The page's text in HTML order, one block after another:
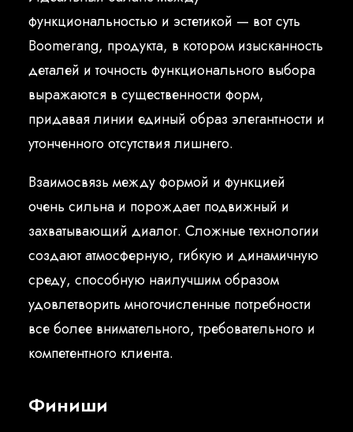
функциональностью и эстетикой — вот суть
Boomerang, продукта, в котором изысканность
деталей и точность функционального выбора
выражаются в существенности форм,
придавая линии единый образ элегантности и
утонченного отсутствия лишнего.
Взаимосвязь между формой и функцией
очень сильна и порождает подвижный и
захватывающий диалог. Сложные технологии
создают атмосферную, гибкую и динамичную
среду, способную наилучшим образом
удовлетворить многочисленные потребности
все более внимательного, требовательного и
компетентного клиента.
Финиши